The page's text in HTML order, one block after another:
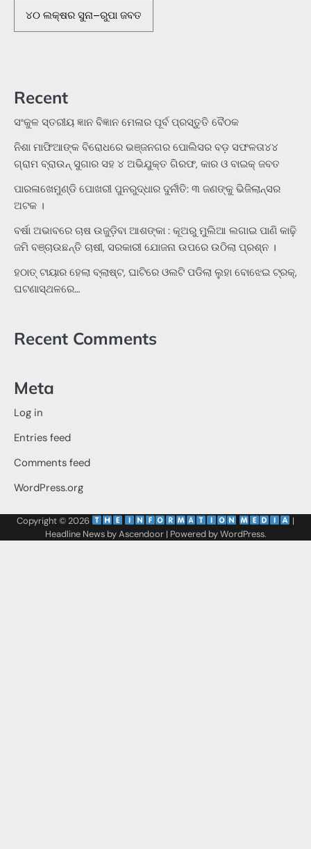
୪୦ ଲକ୍ଷର ସୁନା–ରୁପା ଜବତ
Recent
ସଂକୁଳ ସ୍ତରୀୟ ଜ୍ଞାନ ବିଜ୍ଞାନ ମେଳାର ପୂର୍ବ ପ୍ରସ୍ତୁତି ବୈଠକ
ନିଶା ମାଫିଆଙ୍କ ବିରୋଧରେ ଭଞ୍ଜନଗର ପୋଲିସର ବଡ଼ ସଫଳତା୪୪
ଗ୍ରାମ ବ୍ରାଉନ୍ ସୁଗାର ସହ ୪ ଅଭିଯୁକ୍ତ ଗିରଫ, କାର ଓ ବାଇକ୍ ଜବତ
ପାରଳାଖେମୁଣ୍ଡି ପୋଖରୀ ପୁନରୁଦ୍ଧାର ଦୁର୍ନୀତି: ୩ ଜଣଙ୍କୁ ଭିଜିଲାନ୍ସର
ଅଟକ ।
ବର୍ଷା ଅଭାବରେ ଚାଷ ଉଜୁଡ଼ିବା ଆଶଙ୍କା : କୂଅରୁ ମୁଲିଆ ଲଗାଇ ପାଣି କାଢ଼ି
ଜମି ବଞ୍ଚାଉଛନ୍ତି ଚାଷୀ, ସରକାରୀ ଯୋଜନା ଉପରେ ଉଠିଲା ପ୍ରଶ୍ନ ।
ହଠାତ୍‌ ଟାୟାର ହେଲା ବ୍ଲାଷ୍ଟ, ଘାଟିରେ ଓଲଟି ପଡିଲା ଲୁହା ବୋଝେଇ ଟ୍ରକ୍‌,
ଘଟଣାସ୍ଥଳରେ…
Recent Comments
Meta
Log in
Entries feed
Comments feed
WordPress.org
Copyright © 2026
|
Headline News byAscendoor| Powered byWordPress.